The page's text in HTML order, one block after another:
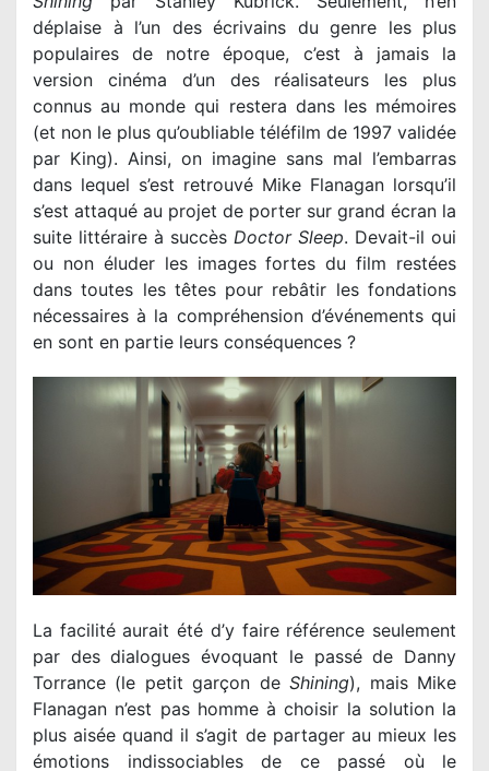
déplaise à l’un des écrivains du genre les plus
populaires de notre époque, c’est à jamais la
version cinéma d’un des réalisateurs les plus
connus au monde qui restera dans les mémoires
(et non le plus qu’oubliable téléfilm de 1997 validée
par King). Ainsi, on imagine sans mal l’embarras
dans lequel s’est retrouvé Mike Flanagan lorsqu’il
s’est attaqué au projet de porter sur grand écran la
suite littéraire à succès Doctor Sleep. Devait-il oui
ou non éluder les images fortes du film restées
dans toutes les têtes pour rebâtir les fondations
nécessaires à la compréhension d’événements qui
en sont en partie leurs conséquences ?
La facilité aurait été d’y faire référence seulement
par des dialogues évoquant le passé de Danny
Torrance (le petit garçon deShining), mais Mike
Flanagan n’est pas homme à choisir la solution la
plus aisée quand il s’agit de partager au mieux les
émotions indissociables de ce passé où le